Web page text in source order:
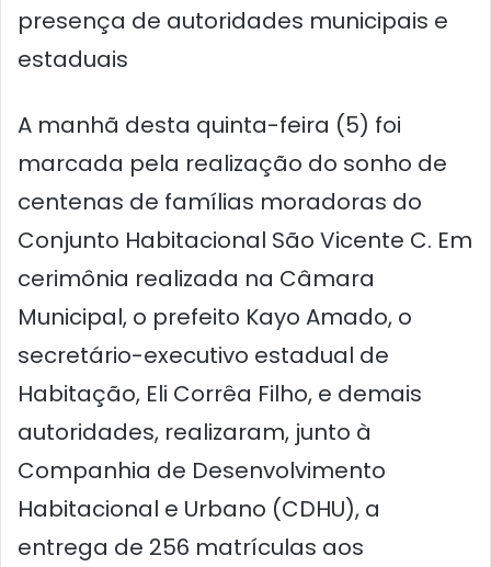
presença de autoridades municipais e
estaduais
A manhã desta quinta-feira (5) foi
marcada pela realização do sonho de
centenas de famílias moradoras do
Conjunto Habitacional São Vicente C. Em
cerimônia realizada na Câmara
Municipal, o prefeito Kayo Amado, o
secretário-executivo estadual de
Habitação, Eli Corrêa Filho, e demais
autoridades, realizaram, junto à
Companhia de Desenvolvimento
Habitacional e Urbano (CDHU), a
entrega de 256 matrículas aos